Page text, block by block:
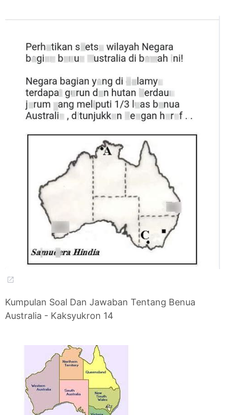
Kumpulan Soal Dan Jawaban Tentang Benua
Australia - Kaksyukron 14